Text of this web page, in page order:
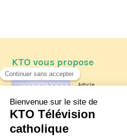
KTO vous propose
Article
Les